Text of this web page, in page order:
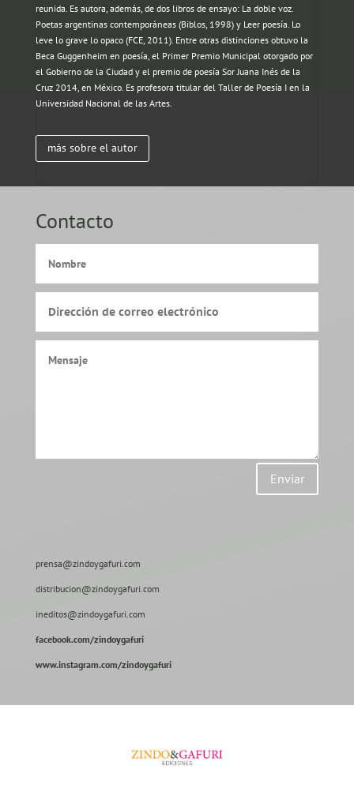
reunida. Es autora, además, de dos libros de ensayo: La doble voz.
Poetas argentinas contemporáneas (Biblos, 1998) y Leer poesía. Lo
leve lo grave lo opaco (FCE, 2011). Entre otras distinciones obtuvo la
Beca Guggenheim en poesía, el Primer Premio Municipal otorgado por
el Gobierno de la Ciudad y el premio de poesía Sor Juana Inés de la
Cruz 2014, en México. Es profesora titular del Taller de Poesía I en la
Universidad Nacional de las Artes.
más sobre el autor
Contacto
Enviar
prensa@zindoygafuri.com
distribucion@zindoygafuri.com
ineditos@zindoygafuri.com
facebook.com/zindoygafuri
www.instagram.com/zindoygafuri